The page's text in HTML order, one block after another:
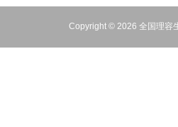
Copyright © 2026 全国理容